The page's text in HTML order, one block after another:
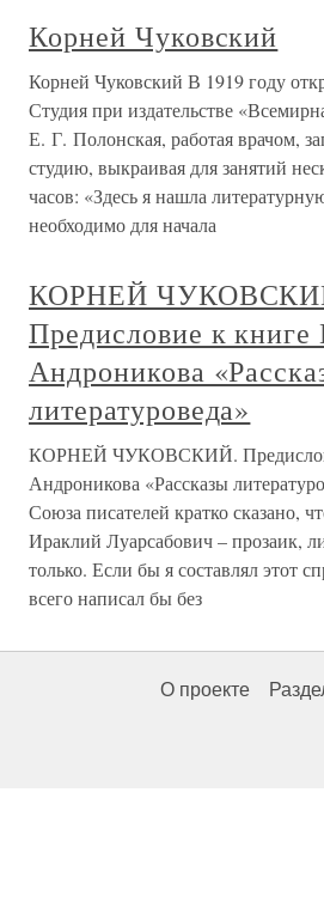
Корней Чуковский
Корней Чуковский В 1919 году
Студия при издательстве
Е. Г. Полонская, работая врачом,
студию, выкраивая для занятий
часов: «Здесь я нашла
необходимо для начала
КОРНЕЙ
Предисловие к книге
Андроникова
литературоведа»
КОРНЕЙ ЧУКОВСКИЙ.
Андроникова «Рассказы
Союза писателей кратко сказано,
Ираклий Луарсабович – прозаик,
только. Если бы я составлял этот
всего написал бы без
О проекте